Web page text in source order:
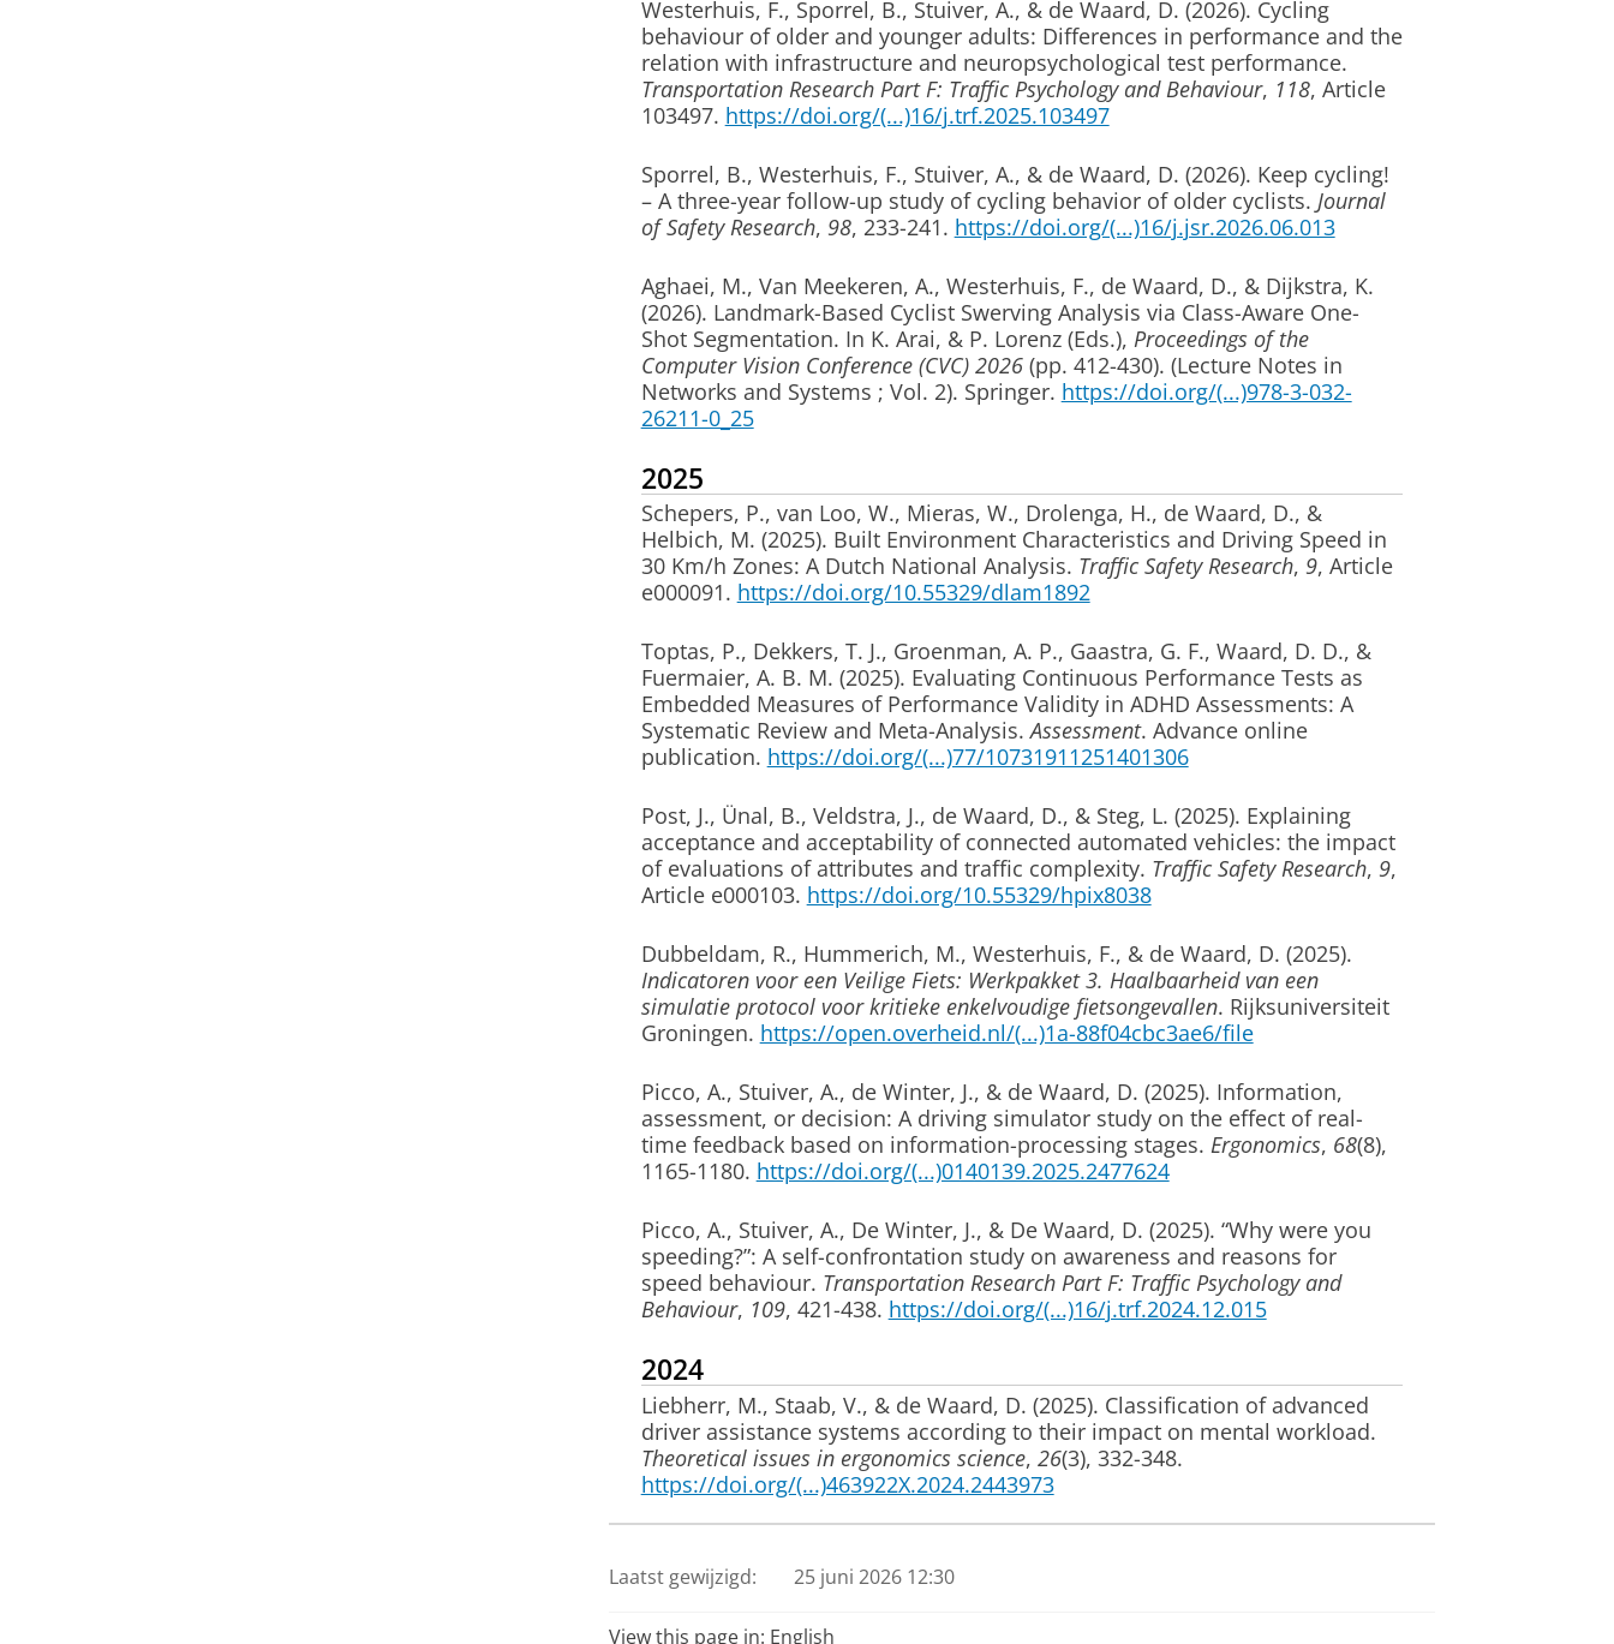
Westerhuis, F., Sporrel, B., Stuiver, A., & de Waard, D. (2026). Cycling
behaviour of older and younger adults: Differences in performance and the
relation with infrastructure and neuropsychological test performance.
Transportation Research Part F: Traffic Psychology and Behaviour, 118, Article
103497. https://doi.org/(...)16/j.trf.2025.103497
Sporrel, B., Westerhuis, F., Stuiver, A., & de Waard, D. (2026). Keep cycling!
– A three-year follow-up study of cycling behavior of older cyclists. Journal
of Safety Research, 98, 233-241. https://doi.org/(...)16/j.jsr.2026.06.013
Aghaei, M., Van Meekeren, A., Westerhuis, F., de Waard, D., & Dijkstra, K.
(2026). Landmark-Based Cyclist Swerving Analysis via Class-Aware One-
Shot Segmentation. In K. Arai, & P. Lorenz (Eds.), Proceedings of the
Computer Vision Conference (CVC) 2026(pp. 412-430). (Lecture Notes in
Networks and Systems ; Vol. 2). Springer. https://doi.org/(...)978-3-032-
26211-0_25
2025
Schepers, P., van Loo, W., Mieras, W., Drolenga, H., de Waard, D., &
Helbich, M. (2025). Built Environment Characteristics and Driving Speed in
30 Km/h Zones: A Dutch National Analysis. Traffic Safety Research, 9, Article
e000091. https://doi.org/10.55329/dlam1892
Toptas, P., Dekkers, T. J., Groenman, A. P., Gaastra, G. F., Waard, D. D., &
Fuermaier, A. B. M. (2025). Evaluating Continuous Performance Tests as
Embedded Measures of Performance Validity in ADHD Assessments: A
Systematic Review and Meta-Analysis.Assessment. Advance online
publication. https://doi.org/(...)77/10731911251401306
Post, J., Ünal, B., Veldstra, J., de Waard, D., & Steg, L. (2025). Explaining
acceptance and acceptability of connected automated vehicles: the impact
of evaluations of attributes and traffic complexity. Traffic Safety Research, 9,
Article e000103. https://doi.org/10.55329/hpix8038
Dubbeldam, R., Hummerich, M., Westerhuis, F., & de Waard, D. (2025).
Indicatoren voor een Veilige Fiets: Werkpakket 3. Haalbaarheid van een
simulatie protocol voor kritieke enkelvoudige fietsongevallen. Rijksuniversiteit
Groningen. https://open.overheid.nl/(...)1a-88f04cbc3ae6/file
Picco, A., Stuiver, A., de Winter, J., & de Waard, D. (2025). Information,
assessment, or decision: A driving simulator study on the effect of real-
time feedback based on information-processing stages. Ergonomics, 68(8),
1165-1180. https://doi.org/(...)0140139.2025.2477624
Picco, A., Stuiver, A., De Winter, J., & De Waard, D. (2025). “Why were you
speeding?”: A self-confrontation study on awareness and reasons for
speed behaviour. Transportation Research Part F: Traffic Psychology and
Behaviour, 109, 421-438. https://doi.org/(...)16/j.trf.2024.12.015
2024
Liebherr, M., Staab, V., & de Waard, D. (2025). Classification of advanced
driver assistance systems according to their impact on mental workload.
Theoretical issues in ergonomics science, 26(3), 332-348.
https://doi.org/(...)463922X.2024.2443973
Acceptability of connected automated vehicles: Attributes, perceived
behavioural control, and perceived adoption norm
Part F: Traffic Psychology and Behaviour
Laatst gewijzigd: 25 juni 2026 12:30
View this page in: English